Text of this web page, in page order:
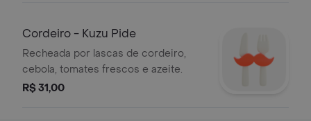
Cordeiro - Kuzu Pide
Recheada por lascas de cordeiro,
cebola, tomates frescos e azeite.
R$ 31,00